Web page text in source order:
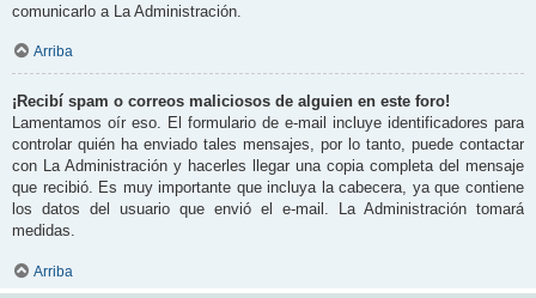
comunicarlo a La Administración.
Arriba
¡Recibí spam o correos maliciosos de alguien en este foro!
Lamentamos oír eso. El formulario de e-mail incluye identificadores para
controlar quién ha enviado tales mensajes, por lo tanto, puede contactar
con La Administración y hacerles llegar una copia completa del mensaje
que recibió. Es muy importante que incluya la cabecera, ya que contiene
los datos del usuario que envió el e-mail. La Administración tomará
medidas.
Arriba